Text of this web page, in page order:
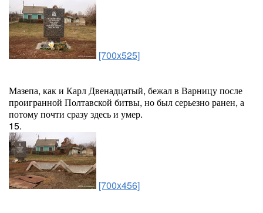
[700x525]
Мазепа, как и Карл Двенадцатый, бежал в Варницу после
проигранной Полтавской битвы, но был серьезно ранен, а
потому почти сразу здесь и умер.
15.
[700x456]